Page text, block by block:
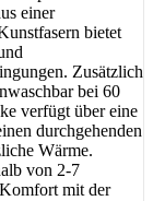
einer
bietet
Zusätzlich
bei 60
verfügt über eine
durchgehenden
Wärme.
von 2-7
mit der